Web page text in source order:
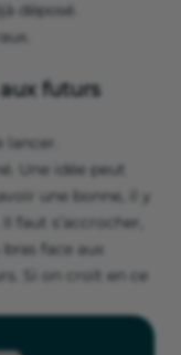
déposé.
futurs
Une idée peut
une bonne, il y
faut s’accrocher,
face aux
Si on croit en ce